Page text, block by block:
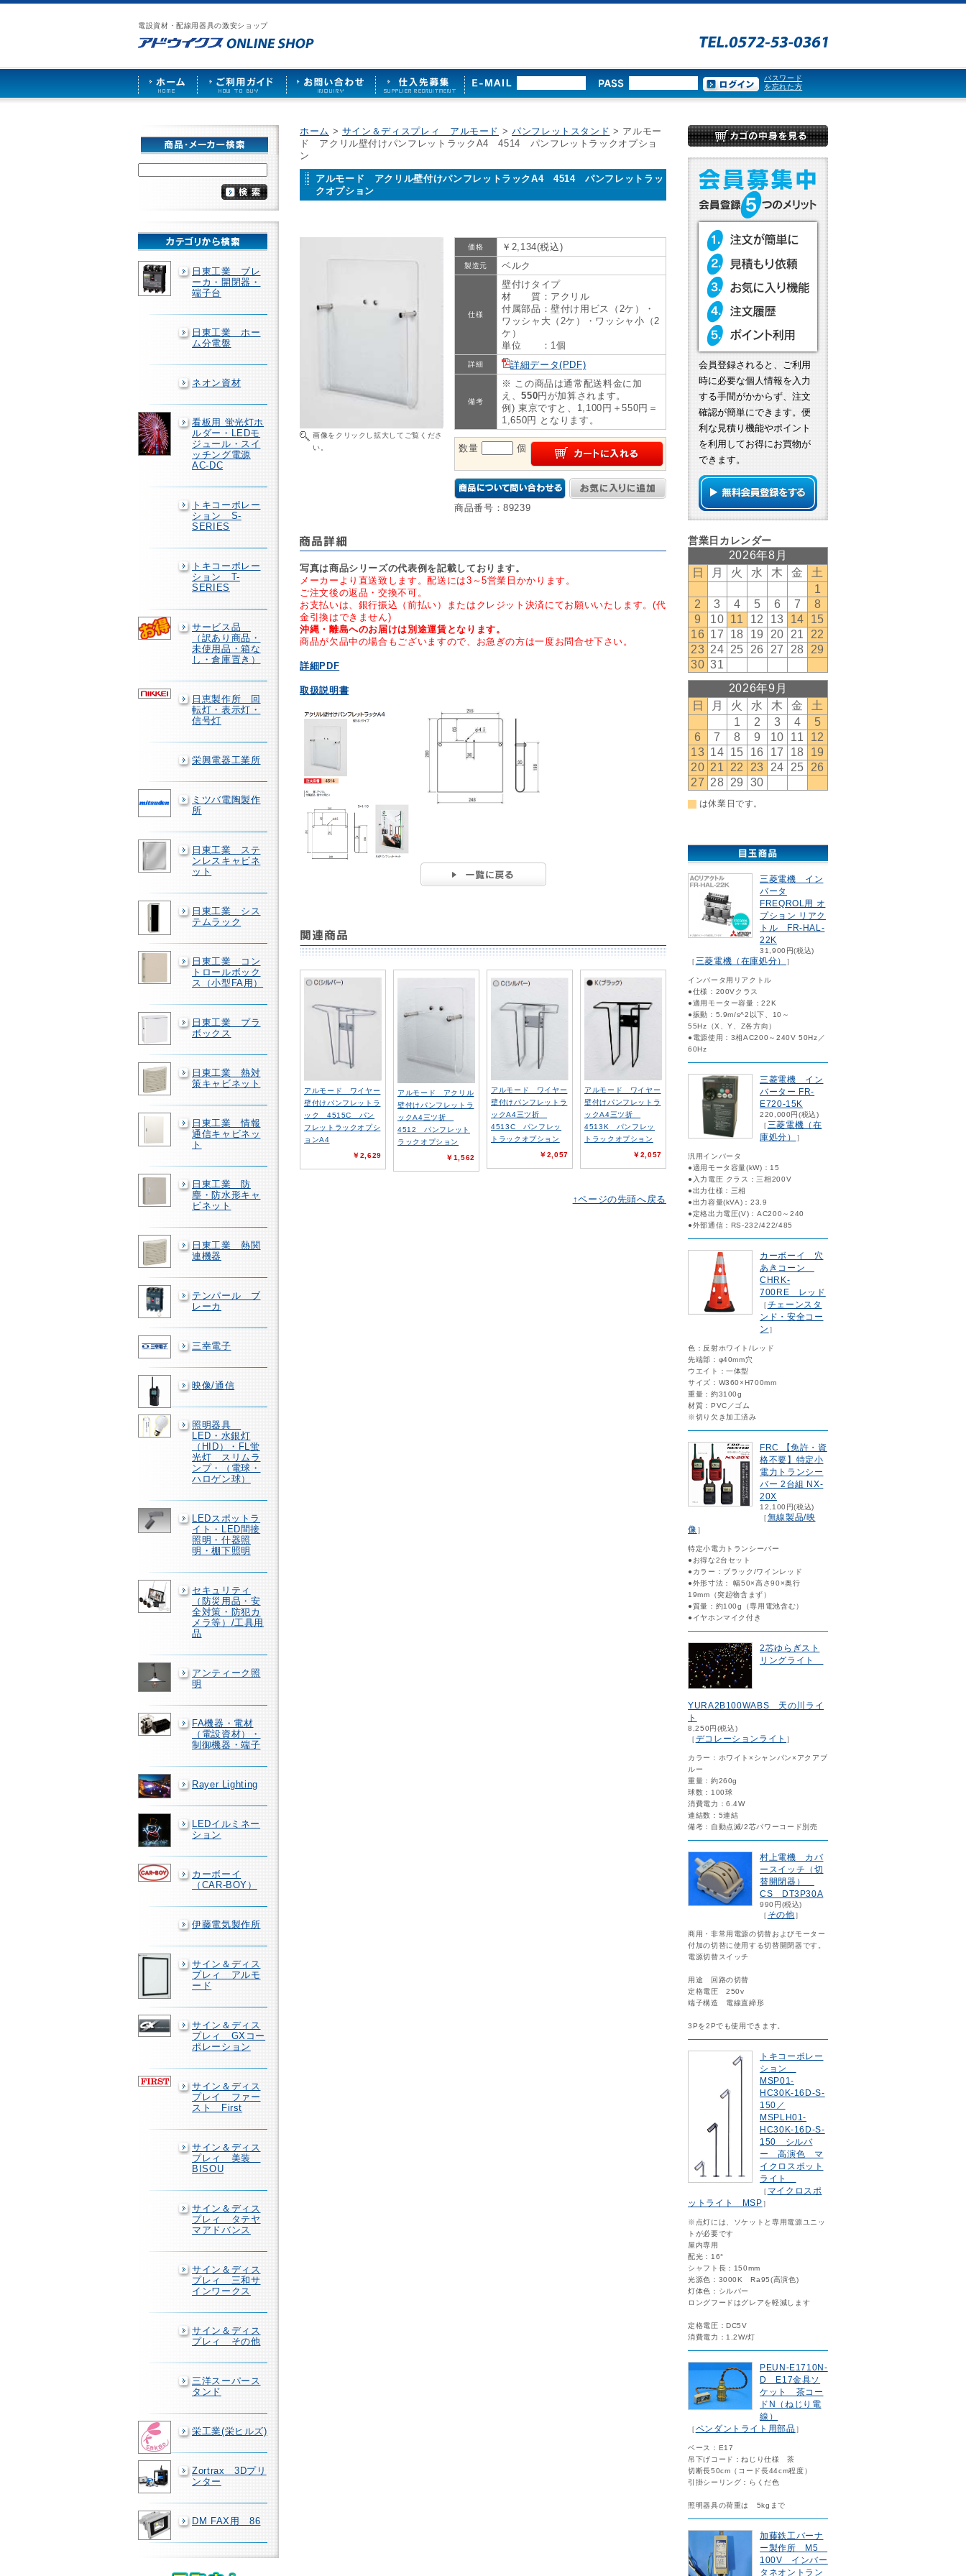
電設資材・配線用器具の激安ショップ
漏
カ
照
ア
ス
ご
ド
お
せ
仕
パスワード
を忘れた方
日東工業 ブレ
ーカ・開閉器・
端子台
日東工業 ホー
ム分電盤
ネオン資材
看板用 蛍光灯ホ
ルダー・LEDモ
ジュール・スイ
ッチング電源
AC-DC
トキコーポレー
ション S-
SERIES
トキコーポレー
ション T-
SERIES
サービス品
（訳あり商品・
未使用品・箱な
し・倉庫置き）
日恵製作所 回
転灯・表示灯・
信号灯
栄興電器工業所
ミツバ電陶製作
所
日東工業 ステ
ンレスキャビネ
ット
日東工業 シス
テムラック
日東工業 コン
トロールボック
ス（小型FA用）
日東工業 プラ
ボックス
日東工業 熱対
策キャビネット
日東工業 情報
通信キャビネッ
ト
日東工業 防
塵・防水形キャ
ビネット
日東工業 熱関
連機器
テンパール ブ
レーカ
三幸電子
映像/通信
照明器具
LED・水銀灯
（HID）・FL蛍
光灯 スリムラ
ンプ・（電球・
ハロゲン球）
LEDスポットラ
イト・LED間接
照明・什器照
明・棚下照明
セキュリティ
（防災用品・安
全対策・防犯カ
メラ等）/工具用
品
アンティーク照
明
FA機器・電材
（電設資材）・
制御機器・端子
Rayer Lighting
LEDイルミネー
ション
カーボーイ
（CAR-BOY）
伊藤電気製作所
サイン＆ディス
プレィ アルモ
ード
サイン＆ディス
プレィ GXコー
ポレーション
サイン＆ディス
プレイ ファー
スト First
サイン＆ディス
プレィ 美装
BISOU
サイン＆ディス
プレィ タテヤ
マアドバンス
サイン＆ディス
プレィ 三和サ
インワークス
サイン＆ディス
プレィ その他
三洋スーパース
タンド
栄工業(栄ヒルズ)
Zortrax 3Dプリ
ンター
DM FAX用 86
ホーム > サイン＆ディスプレィ アルモード >パンフレットスタンド > アルモー
ド アクリル壁付けパンフレットラックA4 4514 パンフレットラックオプショ
ン
アルモード アクリル壁付けパンフレットラックA4 4514 パンフレットラッ
クオプション
画像をクリックし拡大してご覧くださ
い。
価格 ￥2,134(税込)
製造元 ベルク
仕様
壁付けタイプ
材 質：アクリル
付属部品：壁付け用ビス（2ケ）・
ワッシャ大（2ケ）・ワッシャ小（2
ケ）
単位 ：1個
詳細 詳細データ(PDF)
備考
※ この商品は通常配送料金に加
え、550円が加算されます。
例) 東京ですと、1,100円＋550円＝
1,650円 となります。
数量 個
商品番号：89239
写真は商品シリーズの代表例を記載しております。
メーカーより直送致します。配送には3～5営業日かかります。
ご注文後の返品・交換不可。
お支払いは、銀行振込（前払い）またはクレジット決済にてお願いいたします。(代
金引換はできません)
沖縄・離島へのお届けは別途運賃となります。
商品が欠品中の場合もございますので、お急ぎの方は一度お問合せ下さい。
詳細PDF
取扱説明書
アルモード ワイヤー
壁付けパンフレットラ
ック 4515C パン
フレットラックオプシ
ョンA4
￥2,629
アルモード アクリル
壁付けパンフレットラ
ックA4三ツ折
4512 パンフレット
ラックオプション
￥1,562
アルモード ワイヤー
壁付けパンフレットラ
ックA4三ツ折
4513C パンフレッ
トラックオプション
￥2,057
アルモード ワイヤー
壁付けパンフレットラ
ックA4三ツ折
4513K パンフレッ
トラックオプション
￥2,057
↑ページの先頭へ戻る
会員登録されると、ご利用
時に必要な個人情報を入力
する手間がかからず、注文
確認が簡単にできます。便
利な見積り機能やポイント
を利用してお得にお買物が
できます。
三菱電機 イン
バータ
FREQROL用 オ
プション リアク
トル FR-HAL-
22K
31,900円(税込)
［三菱電機（在庫処分） ］
インバータ用リアクトル
●仕様：200Vクラス
●適用モーター容量：22K
●振動：5.9m/s^2以下、10～
55Hz（X、Y、Z各方向）
●電源使用：3相AC200～240V 50Hz／
60Hz
三菱電機 イン
バーター FR-
E720-15K
220,000円(税込)
［三菱電機（在
庫処分）
］
汎用インバータ
●適用モータ容量(kW)：15
●入力電圧 クラス：三相200V
●出力仕様：三相
●出力容量(kVA)：23.9
●定格出力電圧(V)：AC200～240
●外部通信：RS-232/422/485
カーボーイ 穴
あきコーン
CHRK-
700RE レッド
［チェーンスタ
ンド・安全コー
ン ］
色：反射ホワイト/レッド
先端部：φ40mm穴
ウエイト：一体型
サイズ：W360×H700mm
重量：約3100g
材質：PVC／ゴム
※切り欠き加工済み
FRC 【免許・資
格不要】特定小
電力トランシー
バー 2台組 NX-
20X
12,100円(税込)
［無線製品/映
像］
特定小電力トランシーバー
●お得な2台セット
●カラー：ブラック/ワインレッド
●外形寸法： 幅50×高さ90×奥行
19mm（突起物含まず）
●質量：約100g（専用電池含む）
●イヤホンマイク付き
2芯ゆらぎスト
リングライト
YURA2B100WABS 天の川ライ
ト
8,250円(税込)
［デコレーションライト ］
カラー：ホワイト×シャンパン×アクアブ
ルー
重量：約260g
球数：100球
消費電力：6.4W
連結数：5連結
備考：自動点滅/2芯パワーコード別売
村上電機 カバ
ースイッチ（切
替開閉器）
CS DT3P30A
990円(税込)
［ その他］
商用・非常用電源の切替およびモーター
付加の切替に使用する切替開閉器です。
電源切替スイッチ
用途 回路の切替
定格電圧 250v
端子構造 電線直締形
3Pを2Pでも使用できます。
トキコーポレー
ション
MSP01-
HC30K-16D-S-
150／
MSPLH01-
HC30K-16D-S-
150 シルバ
ー 高演色 マ
イクロスポット
ライト
［ マイクロスポ
ットライト MSP］
※点灯には、ソケットと専用電源ユニッ
トが必要です
屋内専用
配光：16°
シャフト長：150mm
光源色：3000K Ra95(高演色)
灯体色：シルバー
ロングフードはグレアを軽減します
定格電圧：DC5V
消費電力：1.2W/灯
PEUN-E1710N-
D E17金具ソ
ケット 茶コー
ドN（ねじり電
線）
［ペンダントライト用部品］
ベース：E17
吊下げコード：ねじり仕様 茶
切断長50cm（コード長44cm程度）
引掛シーリング：らくだ色
照明器具の荷重は 5kgまで
加藤鉄工バーナ
ー製作所 M5
100V インバー
タネオントラン